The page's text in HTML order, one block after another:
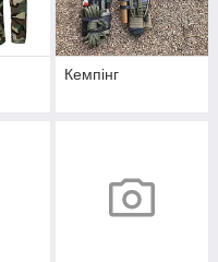
Кемпінг